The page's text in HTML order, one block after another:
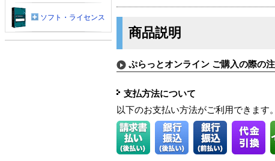
商品説明
ぷらっとオンライン ご購入の際の
支払方法について
以下のお支払い方法がご利用できます。
ソフト・ライセンス